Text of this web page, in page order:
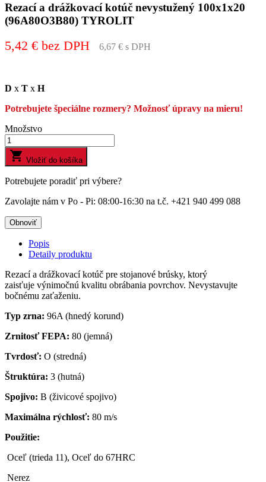
Rezací a drážkovací kotúč nevystužený 100x1x20
(96A80O3B80) TYROLIT
5,42 € bez DPH 6,67 € s DPH
D x T x H
Potrebujete špeciálne rozmery? Možnosť úpravy na mieru!
Množstvo
 Vložiť do košíka
Potrebujete poradiť pri výbere?
Zavolajte nám v Po - Pi: 08:00-16:30 na t.č. +421 940 499 088
Popis
Detaily produktu
Rezací a drážkovací kotúč pre stojanové brúsky, ktorý
zaisťuje výnimočnú kvalitu obrábania povrchov. Nevystavujte
bočnému zaťaženiu.
Typ zrna: 96A (hnedý korund)
Zrnitosť FEPA: 80 (jemná)
Tvrdosť: O (stredná)
Štruktúra: 3 (hutná)
Spojivo: B (živicové spojivo)
Maximálna rýchlosť: 80 m/s
Použitie:
Oceľ (trieda 11), Oceľ do 67HRC
Nerez